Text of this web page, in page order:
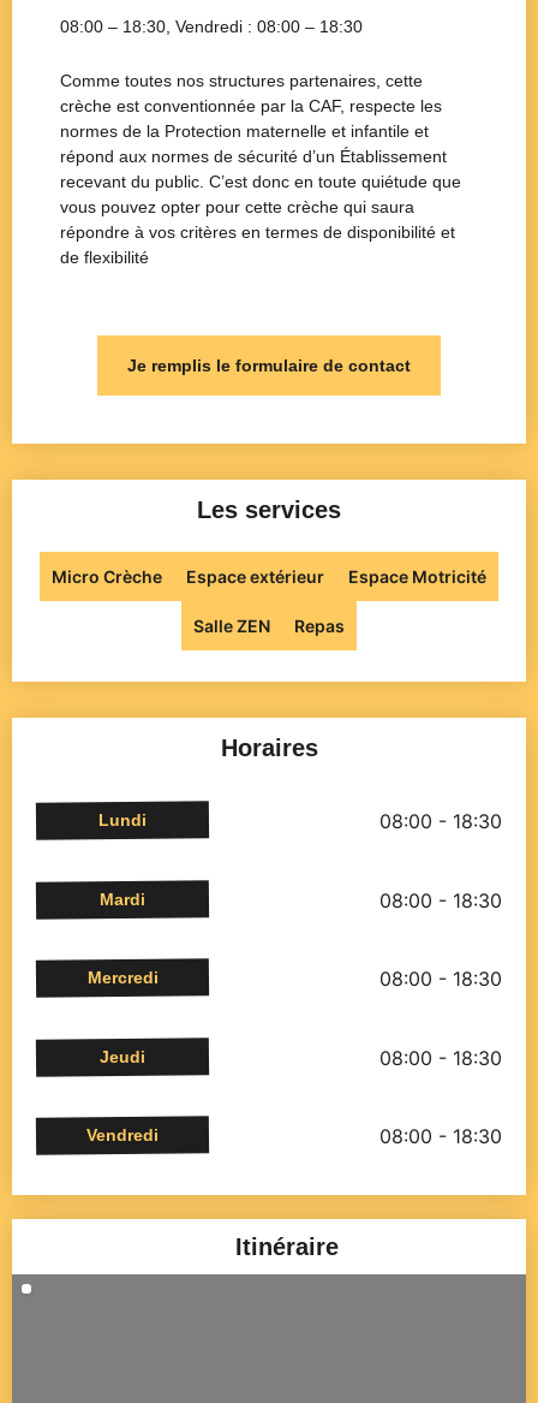
08:00 – 18:30 , Vendredi : 08:00 – 18:30
Comme toutes nos structures partenaires, cette
crèche est conventionnée par la CAF, respecte les
normes de la Protection maternelle et infantile et
répond aux normes de sécurité d’un Établissement
recevant du public. C’est donc en toute quiétude que
vous pouvez opter pour cette crèche qui saura
répondre à vos critères en termes de disponibilité et
de flexibilité
Je remplis le formulaire de contact
Les services
Micro Crèche Espace extérieur Espace Motricité
Salle ZEN Repas
Horaires
Lundi 08:00 - 18:30
Mardi 08:00 - 18:30
Mercredi 08:00 - 18:30
Jeudi 08:00 - 18:30
Vendredi 08:00 - 18:30
Itinéraire